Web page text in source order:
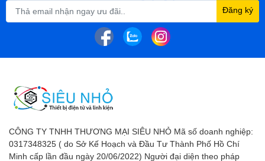
Đăng ký
CÔNG TY TNHH THƯƠNG MẠI SIÊU NHỎ Mã số doanh nghiệp:
0317348325 ( do Sở Kế Hoạch và Đầu Tư Thành Phố Hồ Chí
Minh cấp lần đầu ngày 20/06/2022) Người đại diện theo pháp